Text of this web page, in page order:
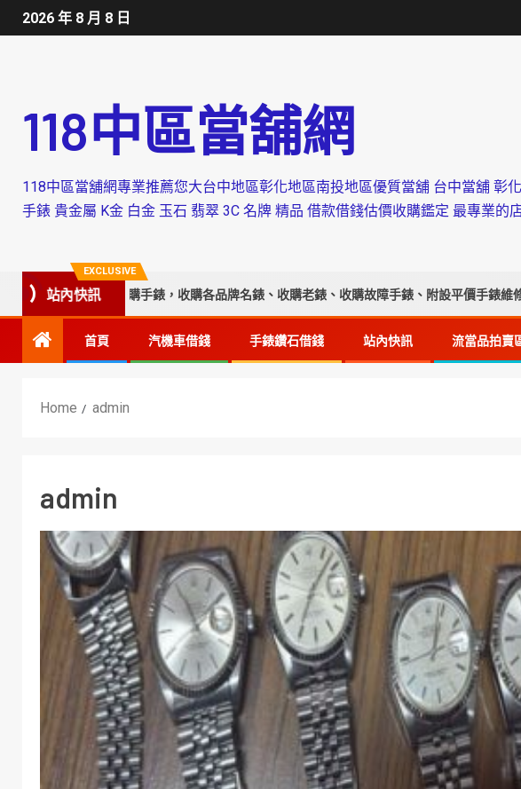
2026 年 8 月 8 日
118中區當舖網
118中區當舖網專業推薦您大台中地區彰化地區南投地區優質當舖 台中當舖 彰
手錶 貴金屬 K金 白金 玉石 翡翠 3C 名牌 精品 借款借錢估價收購鑑定 最專業的
EXCLUSIVE
站內快訊
購手錶，收購各品牌名錶、收購老錶、收購故障手錶、附設平價手錶維修 永順
首頁 汽機車借錢 手錶鑽石借錢 站內快訊 流當品拍賣
Home admin
admin